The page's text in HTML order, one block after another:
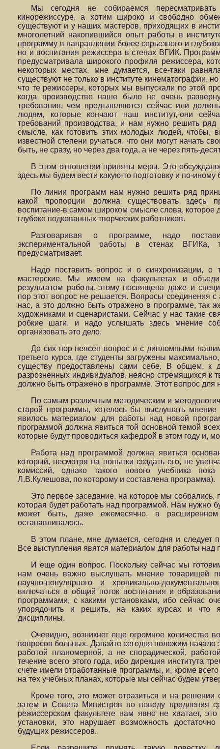
Мы сегодня не собираемся
кинорежиссуре, а хотим широко и свободно
существуют и у наших мастеров, приходящих в
многолетний накопившийся опыт работы в
программу в направлении более серьезного и
но и воспитания режиссера в стенах ВГИК.
предусматривала широкого профиля режиссера,
некоторых местах, мне думается, все-таки
существуют не только в институте кинематографии,
что те режиссеры, которых мы выпускали по этой
когда производство наше было не очень
требования, чем предъявляются сейчас или
людям, которые кончают наш институт,-они
требований производства, и нам нужно решить
смысле, как готовить этих молодых людей, чтобы,
известной степени ручаться, что они могут начать
быть, не сразу, но через два года, а не через пять-
В этом отношении приняты меры. Это
здесь мы будем вести какую-то подготовку и по-иному
По линии программ нам нужно решить ряд
какой пропорции должна существовать здесь
воспитание-в самом широком смысле слова, которое
глубоко подкованных творческих работников.
Разговаривая о программе, надо
экспериментальной работы в стенах
предусматривает.
Надо поставить вопрос и о синхронизации,
мастерские. Мы имеем на факультетах и
результатом работы,-этому посвящена даже и
пор этот вопрос не решается. Вопросы соединения
нас, а это должно быть отражено в программе, так
художниками и сценаристами. Сейчас у нас такие
робкие шаги, и надо услышать здесь мнение
организовать это дело.
До сих пор неясен вопрос и с дипломными
третьего курса, где студенты загружены
существу предоставлены сами себе. В общем, к
разрозненных индивидуалов, неясно стремящихся к
должно быть отражено в программе. Этот вопрос
По самым различным методическим и
старой программы, хотелось бы выслушать мнение
явилось материалом для работы над новой
программой должна явиться той основной темой
которые будут проводиться кафедрой в этом году и,
Работа над программой должна явиться
который, несмотря на попытки создать его, не
комиссий, однако такого нового учебника
Л.В.Кулешова, по которому и составлена программа).
Это первое заседание, на которое мы
которая будет работать над программой. Нам нужно
может быть, даже ежемесячно, в
останавливалось.
В этом плане, мне думается, сегодня и следует
Все выступления явятся материалом для работы над
И еще один вопрос. Поскольку сейчас мы
нам очень важно выслушать мнение товарищей
научно-популярного и хроникально-
включаться в общий поток воспитания и
программами, с какими установками, ибо сейчас
упорядочить и решить, на каких курсах и что
дисциплины.
Очевидно, возникнет еще огромное количество
вопросов больных. Давайте сегодня положим начало
работой планомерной, а не спорадической,
течение всего этого года, ибо дирекция института
счете имели отработанные программы, и, кроме
на тех учебных планах, которые мы сейчас будем
Кроме того, это может отразиться и на решении
затем и Совета Министров по поводу продления
режиссерском факультете нам явно не хватает,
установки, это нарушает возможность
будущих режиссеров.